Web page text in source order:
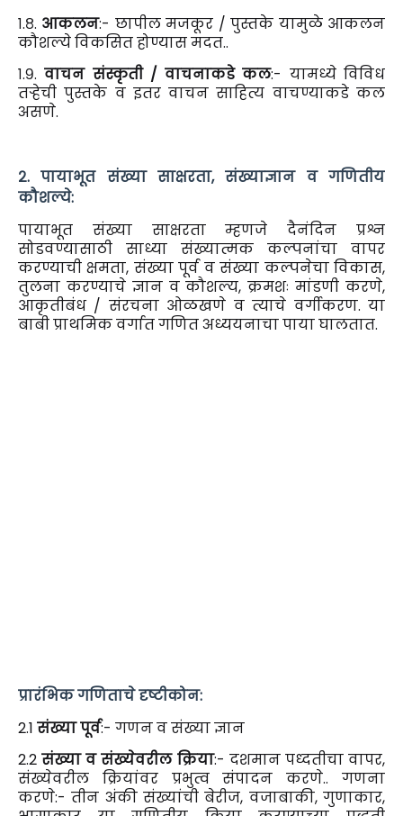
१.८. आकलन:- छापील मजकूर / पुस्तके यामुळे आकलन
कौशल्ये विकसित होण्यास मदत..
१.९.वाचन संस्कृती / वाचनाकडे कल:- यामध्ये विविध
तऱ्हेची पुस्तके व इतर वाचन साहित्य वाचण्याकडे कल
असणे.
२. पायाभूत संख्या साक्षरता, संख्याज्ञान व गणितीय
कौशल्ये:
पायाभूत संख्या साक्षरता म्हणजे दैनंदिन प्रश्न
सोडवण्यासाठी साध्या संख्यात्मक कल्पनांचा वापर
करण्याची क्षमता, संख्या पूर्व व संख्या कल्पनेचा विकास,
तुलना करण्याचे ज्ञान व कौशल्य, क्रमशः मांडणी करणे,
आकृतीबंध / संरचना ओळखणे व त्याचे वर्गीकरण. या
बाबी प्राथमिक वर्गात गणित अध्ययनाचा पाया घालतात.
प्रारंभिक गणिताचे दृष्टीकोन:
2.1 संख्या पूर्व:- गणन व संख्या ज्ञान
2.2संख्या व संख्येवरील क्रिया:- दशमान पध्दतीचा वापर,
संख्येवरील क्रियांवर प्रभुत्व संपादन करणे.. गणना
करणे:- तीन अंकी संख्यांची बेरीज, वजाबाकी, गुणाकार,